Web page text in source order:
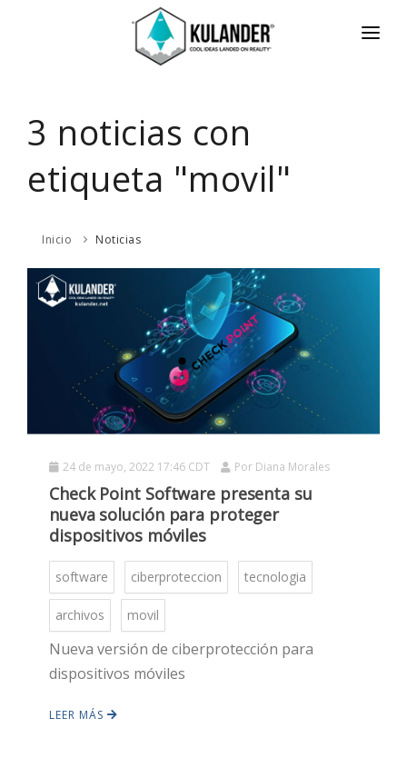
HOT
REVIEWS
ACERCA
CONTACTO
ENGLISH
3 noticias con
etiqueta "movil"
Inicio Noticias
24 de mayo, 2022 17:46 CDT Por Diana Morales
Check Point Software presenta su
nueva solución para proteger
dispositivos móviles
software ciberproteccion tecnologia
archivos movil
Nueva versión de ciberprotección para
dispositivos móviles
LEER MÁS